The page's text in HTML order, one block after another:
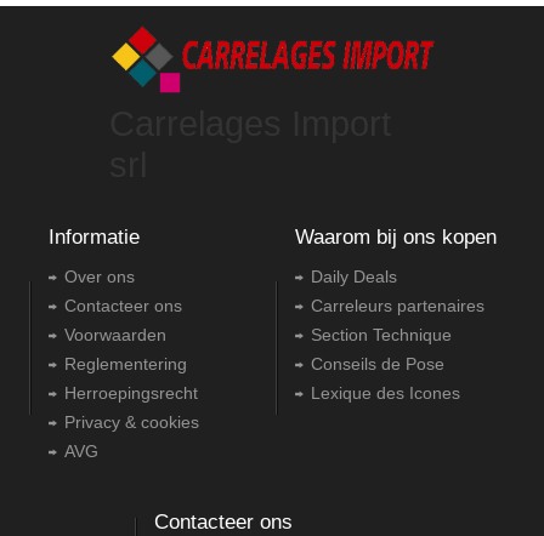
Informatie
Over ons
Contacteer ons
Voorwaarden
Reglementering
Herroepingsrecht
Privacy & cookies
AVG
Waarom bij ons kopen
Daily Deals
Carreleurs partenaires
Section Technique
Conseils de Pose
Lexique des Icones
Contacteer ons